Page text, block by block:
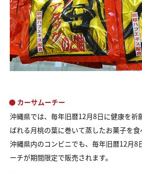
● カーサムーチー
沖縄県では、毎年旧暦12月8日に健康を祈
ばれる月桃の葉に巻いて蒸したお菓子を食
沖縄県内のコンビニでも、毎年旧暦12月8
ーチが期間限定で販売されます。